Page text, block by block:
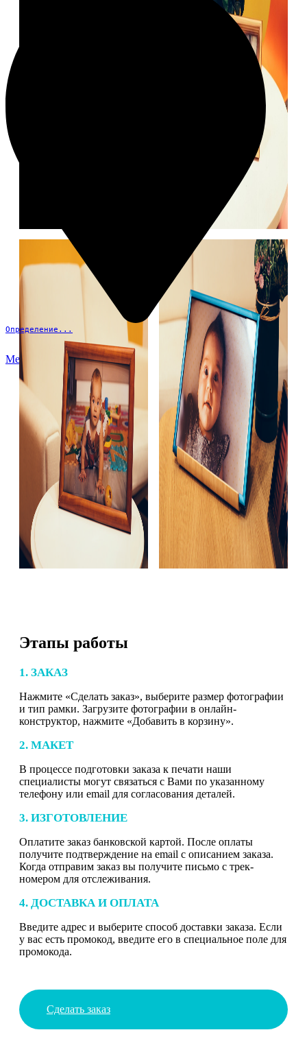
Определение...
Меню
Этапы работы
1. ЗАКАЗ
Нажмите «Сделать заказ», выберите размер фотографии
и тип рамки. Загрузите фотографии в онлайн-
конструктор, нажмите «Добавить в корзину».
2. МАКЕТ
В процессе подготовки заказа к печати наши
специалисты могут связаться с Вами по указанному
телефону или email для согласования деталей.
3. ИЗГОТОВЛЕНИЕ
Оплатите заказ банковской картой. После оплаты
получите подтверждение на email с описанием заказа.
Когда отправим заказ вы получите письмо с трек-
номером для отслеживания.
4. ДОСТАВКА И ОПЛАТА
Введите адрес и выберите способ доставки заказа. Если
у вас есть промокод, введите его в специальное поле для
промокода.
Сделать заказ